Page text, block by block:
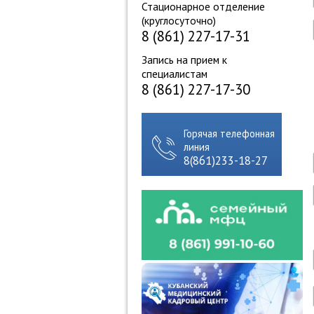
Стационарное отделение
(круглосуточно)
8 (861) 227-17-31
Запись на прием к
специалистам
8 (861) 227-17-30
Горячая телефонная
линия
8(861)233-18-27